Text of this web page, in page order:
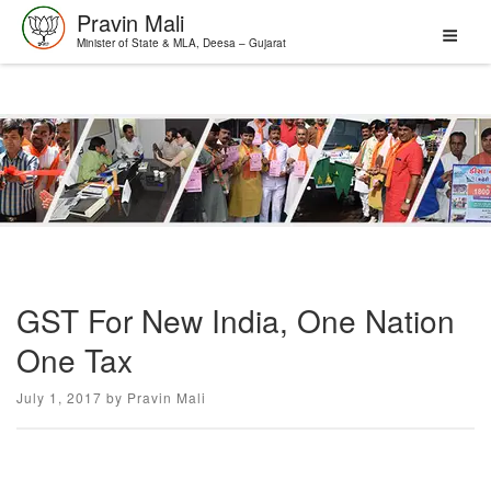
Skip
to
content
Pravin Mali
Minister of State & MLA, Deesa – Gujarat
GST For New India, One Nation
One Tax
Posted
July 1, 2017 by Pravin Mali